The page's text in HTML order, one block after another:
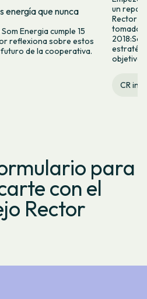
energía que nunca
Energia cumple 15
reflexiona sobre estos
de la cooperativa.
un
Rector
tomado
CR
para
con el
Rector